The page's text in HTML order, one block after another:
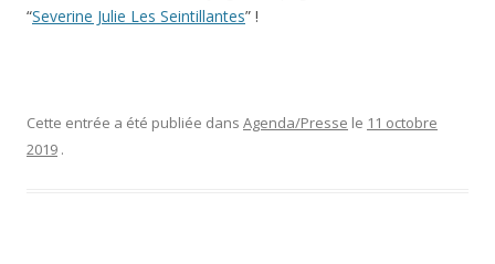
“Severine Julie Les Seintillantes” !
Cette entrée a été publiée dans Agenda/Presse le 11 octobre
2019 .